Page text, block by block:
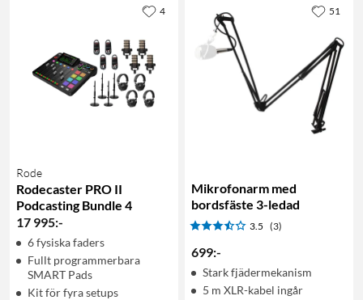
Rode
Rodecaster PRO II
Podcasting Bundle 4
17 995:-
6 fysiska faders
Fullt programmerbara
SMART Pads
Kit för fyra setups
4
Mikrofonarm med
bordsfäste 3-ledad
3.5 (3)
699:-
Stark fjädermekanism
5 m XLR-kabel ingår
51